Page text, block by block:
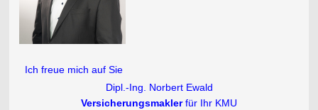
Ich freue mich auf Sie
Dipl.-Ing. Norbert Ewald
Versicherungsmaklerfür Ihr KMU